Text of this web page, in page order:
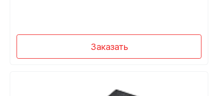
Заказать